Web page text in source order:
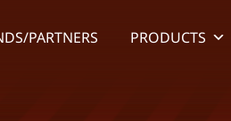
PARTNERS PRODUCTS